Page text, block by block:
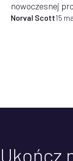
nowoczesnej
Norval Scott15
Ukończ